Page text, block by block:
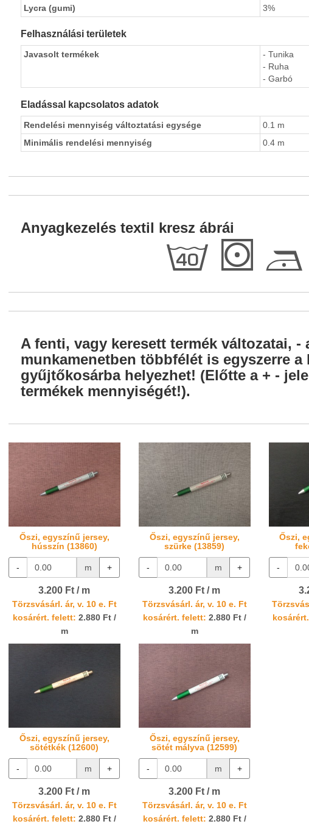
Lycra (gumi)
3%
Felhasználási területek
Javasolt termékek
- Tunika
- Ruha
- Garbó
Eladással kapcsolatos adatok
Rendelési mennyiség változtatási egysége
0.1 m
Minimális rendelési mennyiség
0.4 m
Anyagkezelés textil kresz ábrái
h S D
A fenti, vagy keresett termék változatai,
munkamenetben többfélét is egyszerre
gyűjtőkosárba helyezhet! (Előtte a + -
termékek mennyiségét!).
Őszi, egyszínű jersey,
hússzín (13860)
- m +
3.200 Ft / m
Törzsvásárl. ár, v. 10 e. Ft
kosárért. felett: 2.880 Ft /
m
Őszi, egyszínű jersey,
szürke (13859)
- m +
3.200 Ft / m
Törzsvásárl. ár, v. 10 e. Ft
kosárért. felett: 2.880 Ft /
m
Őszi,
-
Őszi, egyszínű jersey,
sötétkék (12600)
- m +
3.200 Ft / m
Törzsvásárl. ár, v. 10 e. Ft
kosárért. felett: 2.880 Ft /
Őszi, egyszínű jersey,
sötét mályva (12599)
- m +
3.200 Ft / m
Törzsvásárl. ár, v. 10 e. Ft
kosárért. felett: 2.880 Ft /